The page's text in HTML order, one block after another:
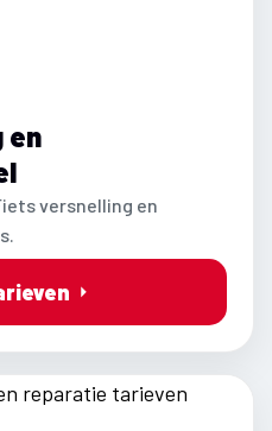
en
versnelling en